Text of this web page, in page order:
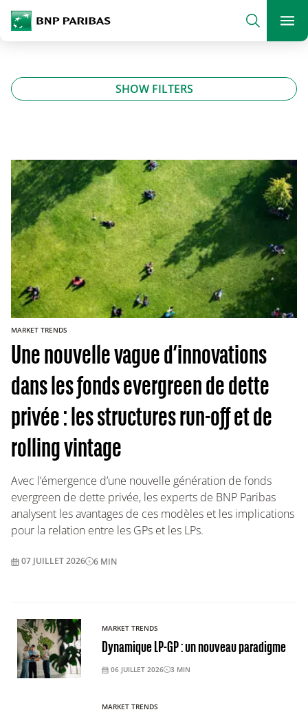
BNP Paribas
Search
SEARCH
SHOW FILTERS
MARKET TRENDS
Une nouvelle vague d’innovations
dans les fonds evergreen de dette
privée : les structures run-off et de
rolling vintage
Avec l’émergence d’une nouvelle génération de fonds
evergreen de dette privée, les experts de BNP Paribas
analysent les avantages de ces modèles et les implications
pour la relation entre les GPs et les LPs.
07 JUILLET 2026 6 MIN
MARKET TRENDS
Dynamique LP-GP : un nouveau paradigme
06 JUILLET 2026 3 MIN
MARKET TRENDS